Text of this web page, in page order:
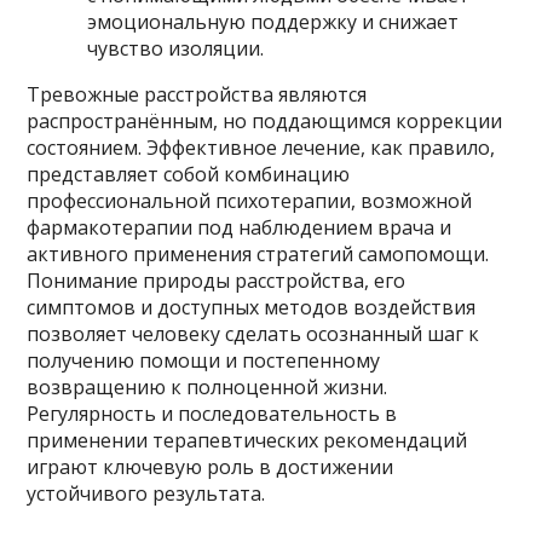
эмоциональную поддержку и снижает
чувство изоляции.
Тревожные расстройства являются
распространённым, но поддающимся коррекции
состоянием. Эффективное лечение, как правило,
представляет собой комбинацию
профессиональной психотерапии, возможной
фармакотерапии под наблюдением врача и
активного применения стратегий самопомощи.
Понимание природы расстройства, его
симптомов и доступных методов воздействия
позволяет человеку сделать осознанный шаг к
получению помощи и постепенному
возвращению к полноценной жизни.
Регулярность и последовательность в
применении терапевтических рекомендаций
играют ключевую роль в достижении
устойчивого результата.